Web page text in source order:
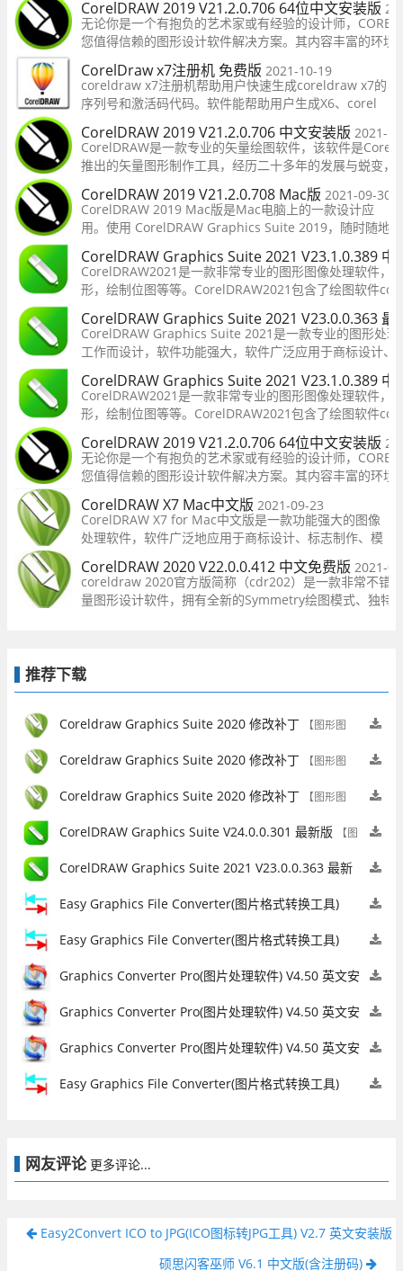
Graphics Suite X6 都是值得您信赖的图形设计软件解
决方案。借助其丰富的内容和专业图形设计、照片编辑
和
CorelDRAW 2019 V21.2.0.706 64位中文安装版
无论你是一个有抱负的艺术家或有经验的设计师，
您值得信赖的图形设计软件解决方案。其内容丰富的环境
平面设计，照片编辑和网页设计软件，你有你需要的一切
你的风格和创意无限的可能性。
CorelDraw x7注册机 免费版 2021-10-19
coreldraw x7注册机帮助用户快速生成coreldraw x7的
序列号和激活码代码。软件能帮助用户生成X6、corel
paintshop pro x5以及x6等相关的序列号和激活码。用
户可以用coreldraw x7软件可以进行很多激动人心的图
形的设计，让专业人员享受到更专业级的制作乐趣！
CorelDRAW 2019 V21.2.0.706 中文安装版 2021-
CorelDRAW是一款专业的矢量绘图软件，该软件是Corel
推出的矢量图形制作工具，经历二十多年的发展与蜕变，
CorelDRAW Graphics Suite系列又有了新的突破，其完
内容环境和强大的平面设计功能为设计师提供充分的施展
台，是矢量绘图、版面设计、网站设计
CorelDRAW 2019 V21.2.0.708 Mac版 2021-09-30
CorelDRAW 2019 Mac版是Mac电脑上的一款设计应
用。使用 CorelDRAW Graphics Suite 2019，随时随地
百万仰赖CorelDRAW Graphics Suite 的艺术家、设计
者及小型企业主一样，大胆展现真我，交付出众的创意
作品。
CorelDRAW Graphics Suite 2021 V23.1.0.389
CorelDRAW2021是一款非常专业的图形图像处理软件，
形，绘制位图等等。CorelDRAW2021包含了绘图软件
造出自己需要的矢量图。
CorelDRAW Graphics Suite 2021 V23.0.0.363 最
CorelDRAW Graphics Suite 2021是一款专业的图形处理
工作而设计，软件功能强大，软件广泛应用于商标设计、
设计、CIS设计、产品包装造型设计、模型绘制、插图描
计、印刷制版、排版及分色输出等诸多领域，有需
CorelDRAW Graphics Suite 2021 V23.1.0.389
CorelDRAW2021是一款非常专业的图形图像处理软件，
形，绘制位图等等。CorelDRAW2021包含了绘图软件
photo-paint 2021等等图像设计软件。您可以随时随地
造出自己需要的矢量图。
CorelDRAW 2019 V21.2.0.706 64位中文安装版
无论你是一个有抱负的艺术家或有经验的设计师，
您值得信赖的图形设计软件解决方案。其内容丰富的环境
平面设计，照片编辑和网页设计软件，你有你需要的一切
你的风格和创意无限的可能性。
CorelDRAW X7 Mac中文版 2021-09-23
CorelDRAW X7 for Mac中文版是一款功能强大的图像
处理软件，软件广泛地应用于商标设计、标志制作、模
型绘制、插图描画、排版及分色输出等等诸多领域。不
管你是设计领域的新手还是老手，它都能帮助你将你的
绘画设计更上一层楼，新手不用担心你不会操作，它的
操
CorelDRAW 2020 V22.0.0.412 中文免费版 2021-
coreldraw 2020官方版简称（cdr202）是一款非常不错
量图形设计软件，拥有全新的Symmetry绘图模式、独特
推荐下载
Coreldraw Graphics Suite 2020 修改补丁
【图形图
像】
Coreldraw Graphics Suite 2020 修改补丁
【图形图
像】
Coreldraw Graphics Suite 2020 修改补丁
【图形图
像】
CorelDRAW Graphics Suite V24.0.0.301 最新版
【图
形图像】
CorelDRAW Graphics Suite 2021 V23.0.0.363 最新
版
【图形图像】
Easy Graphics File Converter(图片格式转换工具)
V9.21 最新版
【图形图像】
Easy Graphics File Converter(图片格式转换工具)
V9.21 最新版
【图形图像】
Graphics Converter Pro(图片处理软件) V4.50 英文安
装版
【图形图像】
Graphics Converter Pro(图片处理软件) V4.50 英文安
装版
【图形图像】
Graphics Converter Pro(图片处理软件) V4.50 英文安
装版
【图形图像】
Easy Graphics File Converter(图片格式转换工具)
网友评论 更多评论...
Easy2Convert ICO to JPG(ICO图标转JPG工具) V2.7 英文安装版
硕思闪客巫师 V6.1 中文版(含注册码)